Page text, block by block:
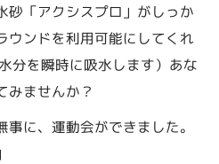
砂「アクシスプロ」がしっか
ウンドを利用可能にしてくれ
分を瞬時に吸水します）あな
みませんか？
事に、運動会ができました。